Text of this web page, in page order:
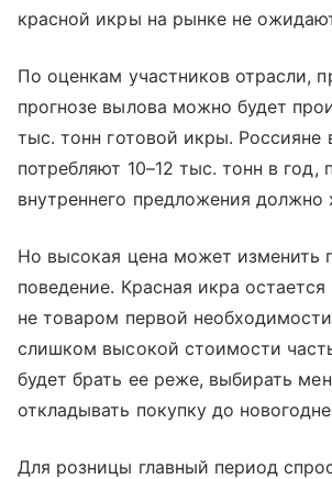
красной икры на рынке не
По оценкам участников отрасли,
прогнозе вылова можно будет
тыс. тонн готовой икры. Россияне
потребляют 10–12 тыс. тонн в год,
внутреннего предложения должно
Но высокая цена может изменить
поведение. Красная икра
не товаром первой
слишком высокой стоимости
будет брать ее реже, выбирать
откладывать покупку до
Для розницы главный период